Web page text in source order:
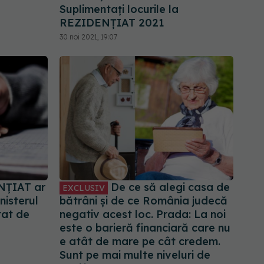
Suplimentați locurile la
REZIDENȚIAT 2021
30 noi 2021, 19:07
ar
de
EXCLUSIV
De ce să alegi casa de
bătrâni și de ce România judecă
negativ acest loc. Prada: La noi
este o barieră financiară care nu
e atât de mare pe cât credem.
Sunt pe mai multe niveluri de